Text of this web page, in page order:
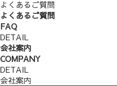
よくあるご質問
よくあるご質問
FAQ
DETAIL
会社案内
COMPANY
DETAIL
会社案内